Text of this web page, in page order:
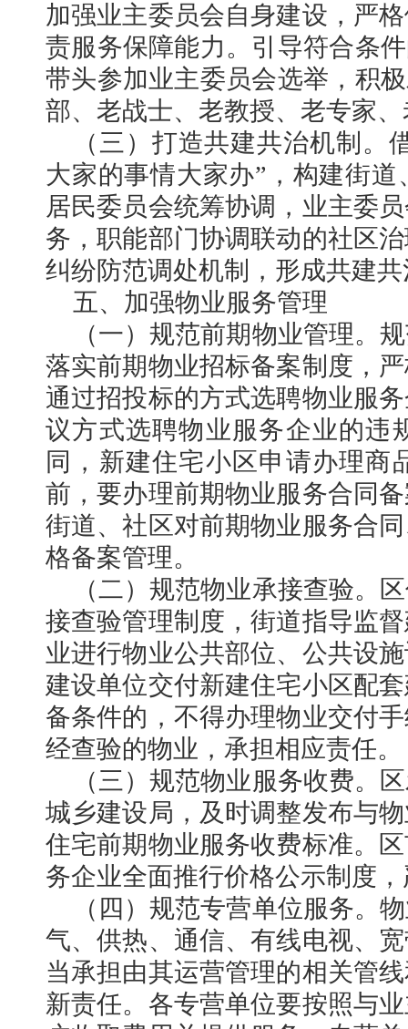
加强业主委员会自身建设，严
责服务保障能力。引导符合条
带头参加业主委员会选举，积
部、老战士、老教授、老专家
（三）打造共建共治机制。
大家的事情大家办”，构建街
居民委员会统筹协调，业主委
务，职能部门协调联动的社区
纠纷防范调处机制，形成共建
五、加强物业服务管理
（一）规范前期物业管理。
落实前期物业招标备案制度，
通过招投标的方式选聘物业服
议方式选聘物业服务企业的违
同，新建住宅小区申请办理商
前，要办理前期物业服务合同
街道、社区对前期物业服务合
格备案管理。
（二）规范物业承接查验。
接查验管理制度，街道指导监
业进行物业公共部位、公共设
建设单位交付新建住宅小区配
备条件的，不得办理物业交付
经查验的物业，承担相应责任。
（三）规范物业服务收费。
城乡建设局，及时调整发布与
住宅前期物业服务收费标准。
务企业全面推行价格公示制度
（四）规范专营单位服务。
气、供热、通信、有线电视、
当承担由其运营管理的相关管
新责任。各专营单位要按照与